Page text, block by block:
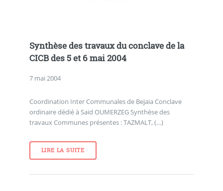
Synthèse des travaux du conclave de la
CICB des 5 et 6 mai 2004
7 mai 2004
Coordination Inter Communales de Bejaia Conclave
ordinaire dédié à Said OUMERZEG Synthèse des
travaux Communes présentes : TAZMALT, (…)
LIRE LA SUITE